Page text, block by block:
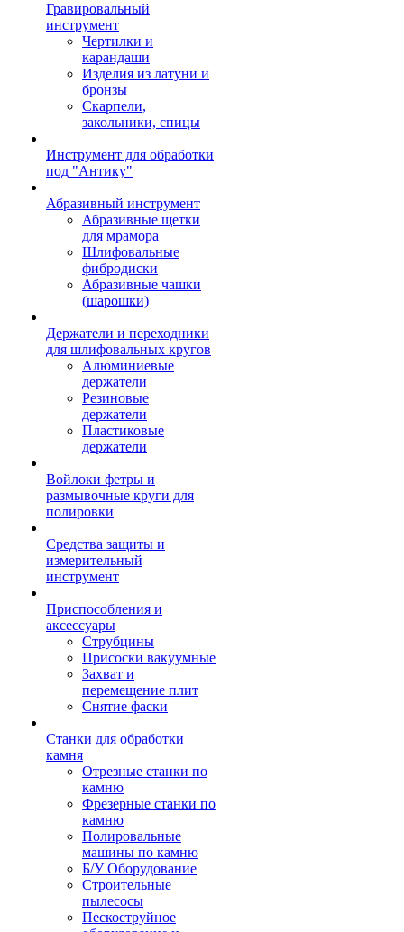
Гравировальный
инструмент
Чертилки и
карандаши
Изделия из латуни и
бронзы
Скарпели,
закольники, спицы
Инструмент для обработки
под "Антику"
Абразивный инструмент
Абразивные щетки
для мрамора
Шлифовальные
фибродиски
Абразивные чашки
(шарошки)
Держатели и переходники
для шлифовальных кругов
Алюминиевые
держатели
Резиновые
держатели
Пластиковые
держатели
Войлоки фетры и
размывочные круги для
полировки
Средства защиты и
измерительный
инструмент
Приспособления и
аксессуары
Струбцины
Присоски вакуумные
Захват и
перемещение плит
Снятие фаски
Станки для обработки
камня
Отрезные станки по
камню
Фрезерные станки по
камню
Полировальные
машины по камню
Б/У Оборудование
Строительные
пылесосы
Пескоструйное